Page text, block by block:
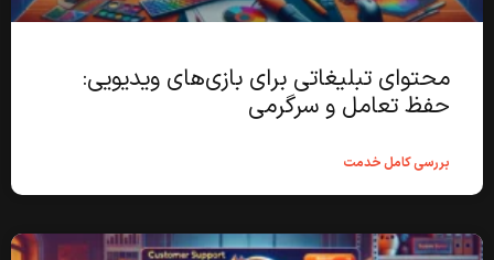
محتوای تبلیغاتی برای بازی‌های ویدیویی:
حفظ تعامل و سرگرمی
بررسی کامل خدمت